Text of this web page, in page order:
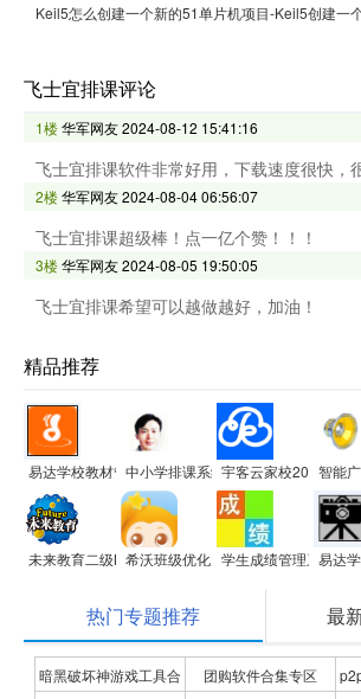
飞士宜排课评论
1楼华军网友2024-08-12 15:41:16
飞士宜排课软件非常好用，下载速度很快，
2楼华军网友2024-08-04 06:56:07
飞士宜排课超级棒！点一亿个赞！！！
3楼华军网友2024-08-05 19:50:05
飞士宜排课希望可以越做越好，加油！
精品推荐
易达学校教材管理软件中小学排课系统宇客云家校2017(成
智能
未来教育二级MS Office无纸化考试模拟软件
希沃班级优化大师学生成绩管理系统
易达
热门专题推荐 最
暗黑破坏神游戏工具合 团购软件合集专区